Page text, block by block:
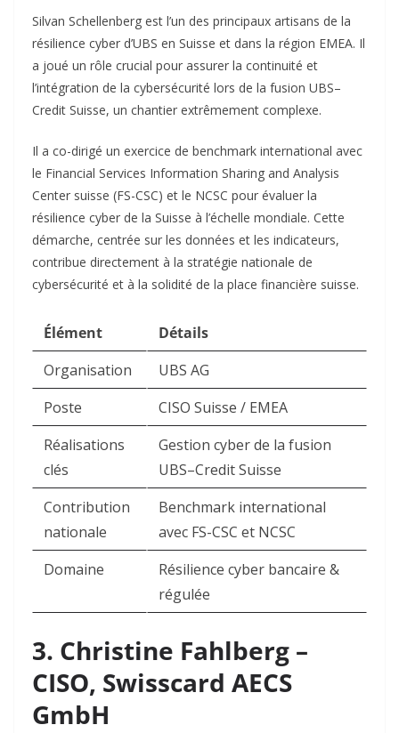
Silvan Schellenberg est l’un des principaux artisans de la
résilience cyber d’UBS en Suisse et dans la région EMEA. Il
a joué un rôle crucial pour assurer la continuité et
l’intégration de la cybersécurité lors de la fusion UBS–
Credit Suisse, un chantier extrêmement complexe.​
Il a co-dirigé un exercice de benchmark international avec
le Financial Services Information Sharing and Analysis
Center suisse (FS-CSC) et le NCSC pour évaluer la
résilience cyber de la Suisse à l’échelle mondiale. Cette
démarche, centrée sur les données et les indicateurs,
contribue directement à la stratégie nationale de
cybersécurité et à la solidité de la place financière suisse.​
Élément
Détails
Organisation
UBS AG ​
Poste
CISO Suisse / EMEA ​
Réalisations
clés
Gestion cyber de la fusion
UBS–Credit Suisse ​
Contribution
nationale
Benchmark international
avec FS-CSC et NCSC ​
Domaine
Résilience cyber bancaire &
régulée ​
3. Christine Fahlberg –
CISO, Swisscard AECS
GmbH